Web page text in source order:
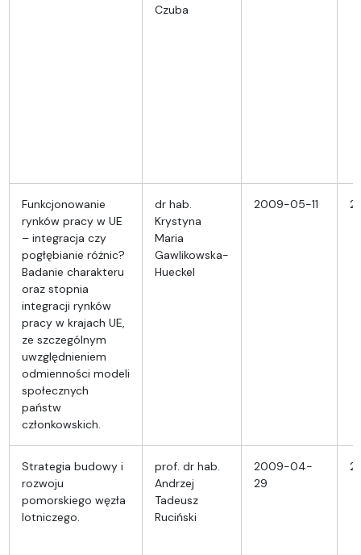
Czuba
Funkcjonowanie
rynków pracy w UE
– integracja czy
pogłębianie różnic?
Badanie charakteru
oraz stopnia
integracji rynków
pracy w krajach UE,
ze szczególnym
uwzględnieniem
odmienności modeli
społecznych
państw
członkowskich.
dr hab.
Krystyna
Maria
Gawlikowska-
Hueckel
2009-05-11
Strategia budowy i
rozwoju
pomorskiego węzła
lotniczego.
prof. dr hab.
Andrzej
Tadeusz
Ruciński
2009-04-
29